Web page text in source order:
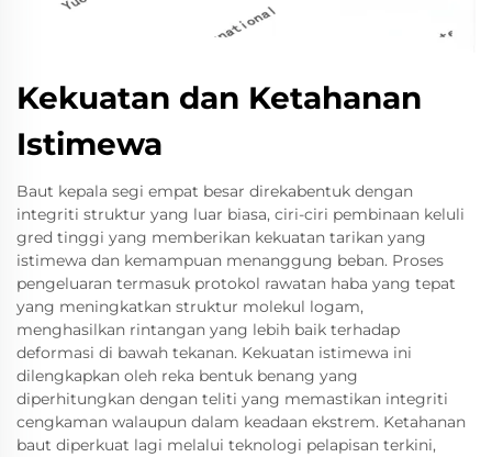
Kekuatan dan Ketahanan
Istimewa
Baut kepala segi empat besar direkabentuk dengan
integriti struktur yang luar biasa, ciri-ciri pembinaan keluli
gred tinggi yang memberikan kekuatan tarikan yang
istimewa dan kemampuan menanggung beban. Proses
pengeluaran termasuk protokol rawatan haba yang tepat
yang meningkatkan struktur molekul logam,
menghasilkan rintangan yang lebih baik terhadap
deformasi di bawah tekanan. Kekuatan istimewa ini
dilengkapkan oleh reka bentuk benang yang
diperhitungkan dengan teliti yang memastikan integriti
cengkaman walaupun dalam keadaan ekstrem. Ketahanan
baut diperkuat lagi melalui teknologi pelapisan terkini,